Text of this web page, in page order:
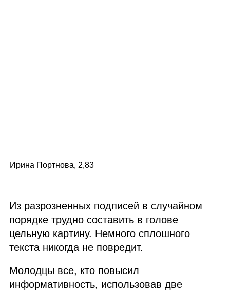
Ирина Портнова, 2,83
Из разрозненных подписей в случайном
порядке трудно составить в голове
цельную картину. Немного сплошного
текста никогда не повредит.
Молодцы все, кто повысил
информативность, использовав две